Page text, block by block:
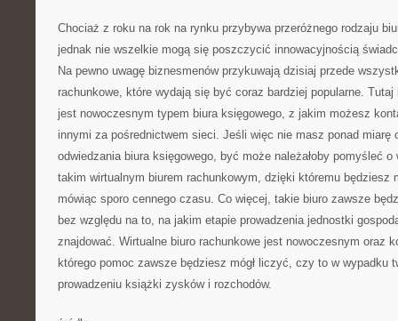
Chociaż z roku na rok na rynku przybywa przeróżnego rodzaju
jednak nie wszelkie mogą się poszczycić innowacyjnością
Na pewno uwagę biznesmenów przykuwają dzisiaj przede
rachunkowe, które wydają się być coraz bardziej popularne.
jest nowoczesnym typem biura księgowego, z jakim możesz
innymi za pośrednictwem sieci. Jeśli więc nie masz ponad miarę
odwiedzania biura księgowego, być może należałoby pomyśleć o
takim wirtualnym biurem rachunkowym, dzięki któremu będziesz
mówiąc sporo cennego czasu. Co więcej, takie biuro zawsze
bez względu na to, na jakim etapie prowadzenia jednostki
znajdować. Wirtualne biuro rachunkowe jest nowoczesnym oraz
którego pomoc zawsze będziesz mógł liczyć, czy to w wypadku
prowadzeniu książki zysków i rozchodów.